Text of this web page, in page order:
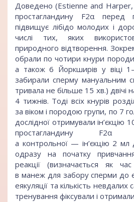
Доведено (Estienne and
простагландину F2α перед
підвищує лібідо молодих і
числі тих, яких
природного відтворення.
обрали по чотири кнури
а також 6 Йоркширів у віці
забирали сперму мануальним
тривала не більше 15 хв.)
4 тижнів. Тоді всіх кнурів
за віком і породою групи, по 7
дослідної отримували ін’єкцію
простагландину F2α
а контрольної — ін’єкцію 2 мл
одразу на початку
реакції (визначається як
в манеж для забору сперми до
еякуляції та кількість
тренування фіксували і